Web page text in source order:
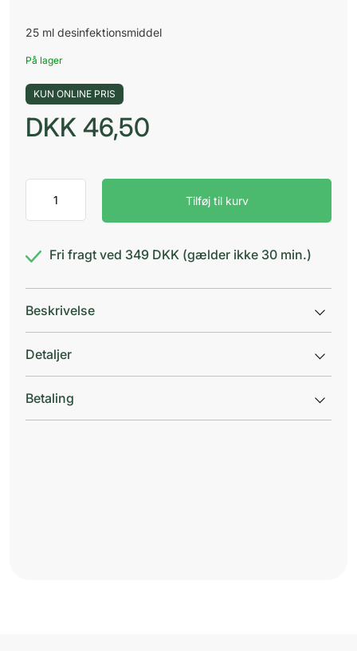
25 ml desinfektionsmiddel
På lager
KUN ONLINE PRIS
DKK 46,50
opløsning
Tilføj til kurv
Fri fragt ved 349 DKK (gælder ikke 30 min.)
Beskrivelse
Detaljer
Betaling